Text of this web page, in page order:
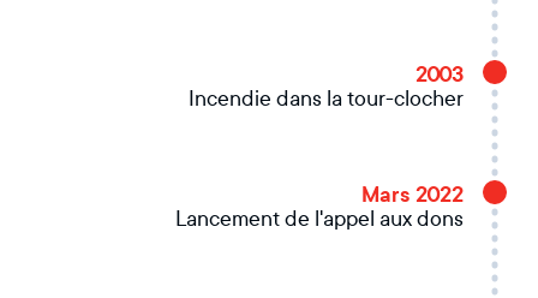
2003
Incendie dans la tour-clocher
Mars 2022
Lancement de l'appel aux dons